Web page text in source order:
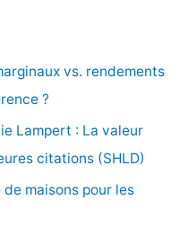
vs. rendements
?
Lampert : La valeur
citations (SHLD)
maisons pour les